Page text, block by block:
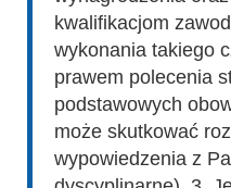
kwalifikacjom
wykonania takiego
prawem polecenia
podstawowych
może skutkować
wypowiedzenia z